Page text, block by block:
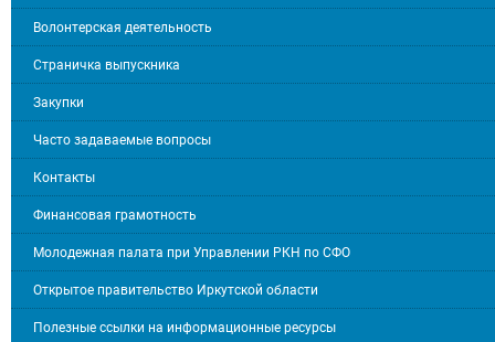
Волонтерская деятельность
Страничка выпускника
Закупки
Часто задаваемые вопросы
Контакты
Финансовая грамотность
Молодежная палата при Управлении РКН по СФО
Открытое правительство Иркутской области
Полезные ссылки на информационные ресурсы